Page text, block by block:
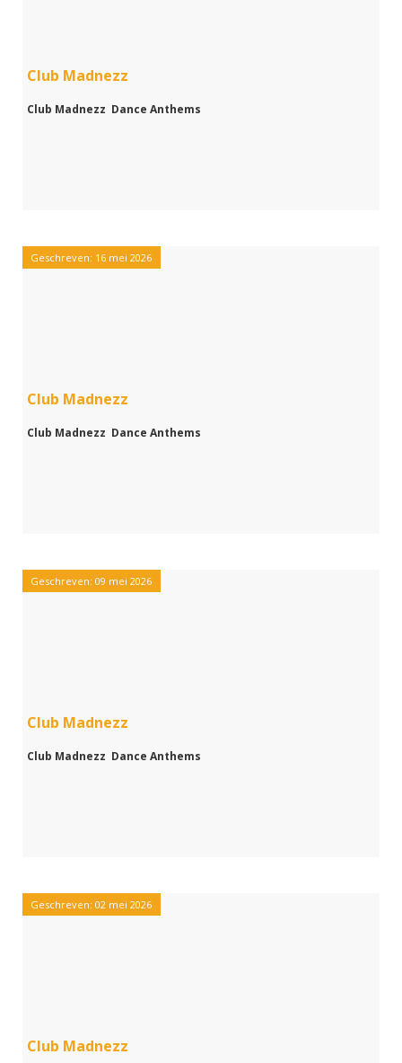
Club Madnezz
Club Madnezz Dance Anthems
Geschreven: 16 mei 2026
Club Madnezz
Club Madnezz Dance Anthems
Geschreven: 09 mei 2026
Club Madnezz
Club Madnezz Dance Anthems
Geschreven: 02 mei 2026
Club Madnezz